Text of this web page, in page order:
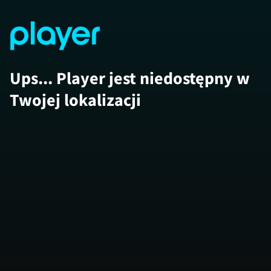
Ups... Player jest niedostępny w
Twojej lokalizacji